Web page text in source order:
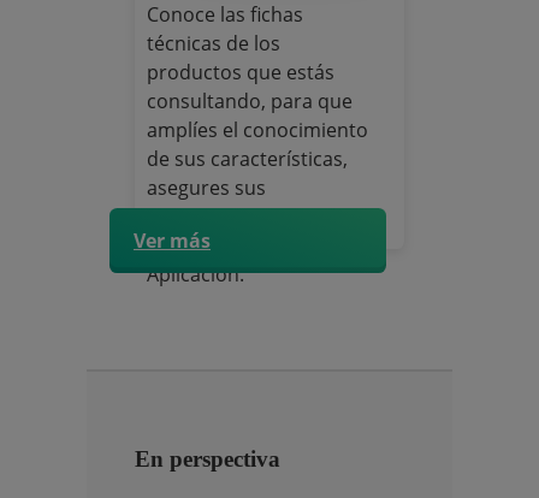
Conoce las fichas
técnicas de los
productos que estás
consultando, para que
amplíes el conocimiento
de sus características,
asegures sus
condiciones de uso y
especificaciones de
Aplicación.
Ver más
En perspectiva